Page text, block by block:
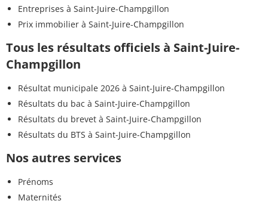
Entreprises à Saint-Juire-Champgillon
Prix immobilier à Saint-Juire-Champgillon
Tous les résultats officiels à Saint-Juire-
Champgillon
Résultat municipale 2026 à Saint-Juire-Champgillon
Résultats du bac à Saint-Juire-Champgillon
Résultats du brevet à Saint-Juire-Champgillon
Résultats du BTS à Saint-Juire-Champgillon
Nos autres services
Prénoms
Maternités